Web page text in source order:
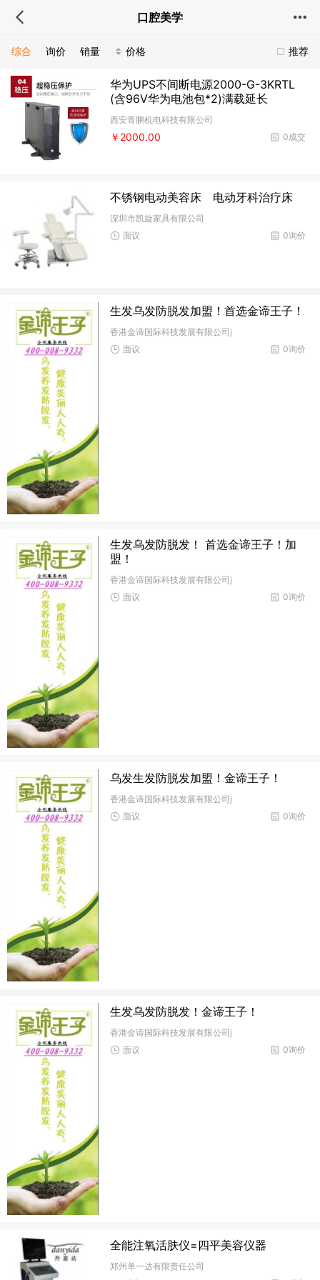
口腔美学
推荐
综合 询价 销量 价格
华为UPS不间断电源2000-G-3KRTL
(含96V华为电池包*2)满载延长
西安青鹏机电科技有限公司
0成交
￥2000.00
不锈钢电动美容床 电动牙科治疗床
深圳市凯旋家具有限公司
0询价
面议
生发乌发防脱发加盟！首选金谛王子！
香港金谛国际科技发展有限公司j
0询价
面议
生发乌发防脱发！ 首选金谛王子！加
盟！
香港金谛国际科技发展有限公司j
0询价
面议
乌发生发防脱发加盟！金谛王子！
香港金谛国际科技发展有限公司j
0询价
面议
生发乌发防脱发！金谛王子！
香港金谛国际科技发展有限公司j
0询价
面议
全能注氧活肤仪=四平美容仪器
郑州单一达有限责任公司